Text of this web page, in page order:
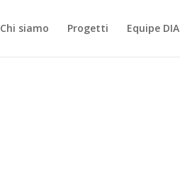
Chi siamo Progetti Equipe DIA